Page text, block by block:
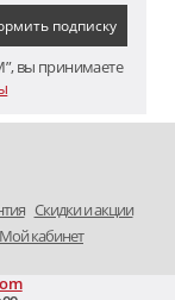
вы принимаете
Скидки и акции
Мой кабинет